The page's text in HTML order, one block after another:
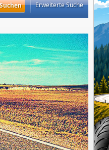
Erweiterte Suche